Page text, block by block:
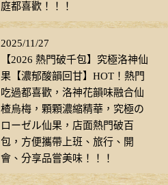
庭都喜歡！！！
2025/11/27
【2026 熱門破千包】究極洛神仙
果【濃郁酸韻回甘】HOT！熱門
吃過都喜歡，洛神花韻味融合仙
楂烏梅，顆顆濃縮精華，究極の
ローゼル仙果，店面熱門破百
包，方便攜帶上班、旅行、開
會、分享品嘗美味！！！